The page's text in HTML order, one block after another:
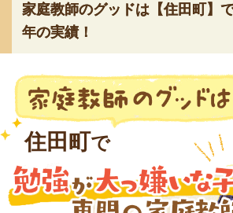
家庭教師のグッドは【住田町】
年の実績！
住田町で